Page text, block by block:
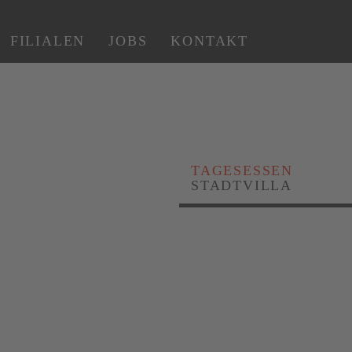
FILIALEN JOBS KONTAKT
TAGESESSEN
STADTVILLA